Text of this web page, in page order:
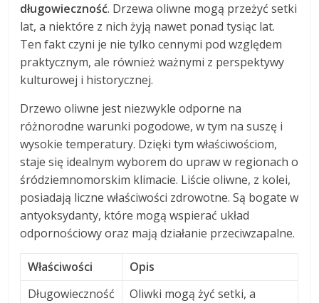
długowieczność. Drzewa oliwne mogą przeżyć setki
lat, a niektóre z nich żyją nawet ponad tysiąc lat.
Ten fakt czyni je nie tylko cennymi pod względem
praktycznym, ale również ważnymi z perspektywy
kulturowej i historycznej.
Drzewo oliwne jest niezwykle odporne na
różnorodne warunki pogodowe, w tym na suszę i
wysokie temperatury. Dzięki tym właściwościom,
staje się idealnym wyborem do upraw w regionach o
śródziemnomorskim klimacie. Liście oliwne, z kolei,
posiadają liczne właściwości zdrowotne. Są bogate w
antyoksydanty, które mogą wspierać układ
odpornościowy oraz mają działanie przeciwzapalne.
Właściwości
Opis
Długowieczność
Oliwki mogą żyć setki, a